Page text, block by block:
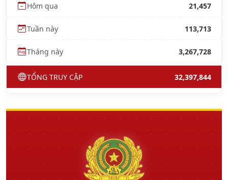
Hôm qua 21,457
Tuần này 113,713
Tháng này 3,267,728
TỔNG TRUY CẬP 32,397,844